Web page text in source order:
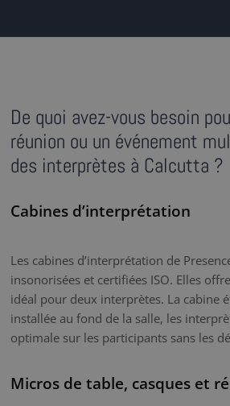
De quoi avez-vous besoin
réunion ou un événement
des interprètes à Calcutta ?
Cabines d’interprétation
Les cabines d’interprétation de
insonorisées et certifiées ISO. Elles
idéal pour deux interprètes. La cabine
installée au fond de la salle, les
optimale sur les participants sans les
Micros de table, casques et